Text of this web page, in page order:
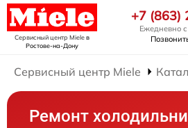
Сервисный центр Mieleв
Ростове-на-Дону
+7 (863)
Ежедневно
Сервисный центр Miele
Ремонт